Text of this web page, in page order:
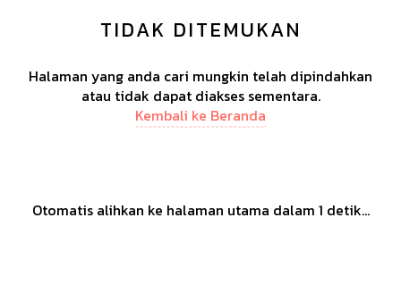
TIDAK DITEMUKAN
Halaman yang anda cari mungkin telah dipindahkan
atau tidak dapat diakses sementara.
Kembali ke Beranda
Otomatis alihkan ke halaman utama dalam 1 detik...